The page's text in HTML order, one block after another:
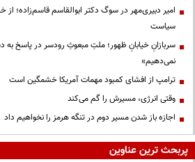
امیر دبیری‌مهر در سوگ دکتر ابوالقاسم قاسم‌زاده؛
سیاست
سربازانِ خیابانِ ظهور؛ ملتِ مبعوثِ رودسر در پاسخ به
نمی‌دهیم»
ترامپ از افشای کمبود مهمات آمریکا خشمگین است
وقتی انرژی، مسیرش را گم می‌کند
اجازه باز شدن مسیر دوم در تنگه هرمز را نخواهیم داد
پربحث ترین عناوین